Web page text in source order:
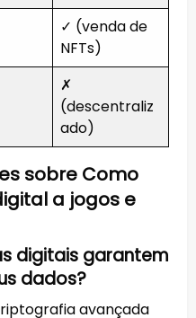
✓ (venda de
NFTs)
✗
(descentraliz
ado)
sobre Como
a jogos e
digitais garantem
dados?
avançada